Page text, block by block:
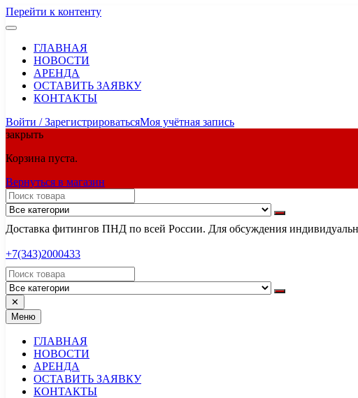
Перейти к контенту
ГЛАВНАЯ
НОВОСТИ
АРЕНДА
ОСТАВИТЬ ЗАЯВКУ
КОНТАКТЫ
Войти / ЗарегистрироватьсяМоя учётная запись
закрыть
Корзина пуста.
Вернуться в магазин
Доставка фитингов ПНД по всей России. Для обсуждения
+7(343)2000433
✕
Меню
ГЛАВНАЯ
НОВОСТИ
АРЕНДА
ОСТАВИТЬ ЗАЯВКУ
КОНТАКТЫ